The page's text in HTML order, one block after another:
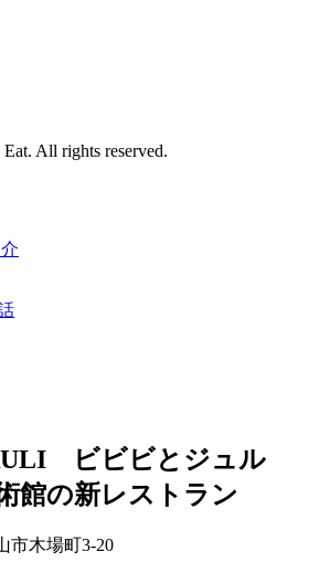
All rights reserved.
ビビビとジュル
館の新レストラン
市木場町3-20